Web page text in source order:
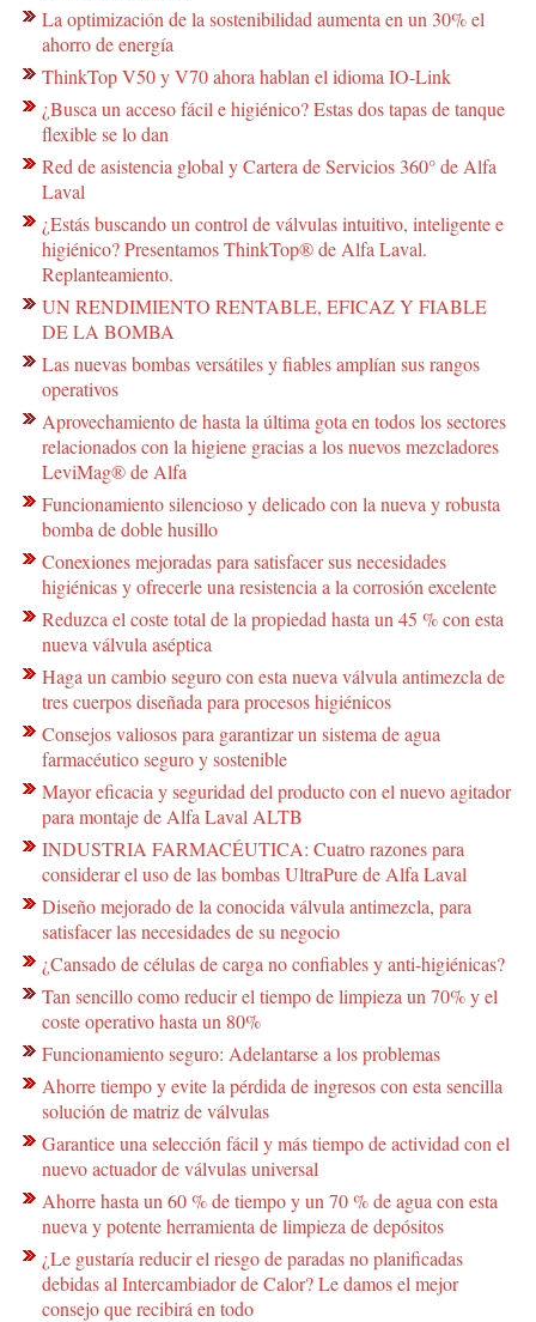
La optimización de la sostenibilidad aumenta en un 30% el
ahorro de energía
ThinkTop V50 y V70 ahora hablan el idioma IO-Link
¿Busca un acceso fácil e higiénico? Estas dos tapas de tanque
flexible se lo dan
Red de asistencia global y Cartera de Servicios 360° de Alfa
Laval
¿Estás buscando un control de válvulas intuitivo, inteligente e
higiénico? Presentamos ThinkTop® de Alfa Laval.
Replanteamiento.
UN RENDIMIENTO RENTABLE, EFICAZ Y FIABLE
DE LA BOMBA
Las nuevas bombas versátiles y fiables amplían sus rangos
operativos
Aprovechamiento de hasta la última gota en todos los sectores
relacionados con la higiene gracias a los nuevos mezcladores
LeviMag® de Alfa
Funcionamiento silencioso y delicado con la nueva y robusta
bomba de doble husillo
Conexiones mejoradas para satisfacer sus necesidades
higiénicas y ofrecerle una resistencia a la corrosión excelente
Reduzca el coste total de la propiedad hasta un 45 % con esta
nueva válvula aséptica
Haga un cambio seguro con esta nueva válvula antimezcla de
tres cuerpos diseñada para procesos higiénicos
Consejos valiosos para garantizar un sistema de agua
farmacéutico seguro y sostenible
Mayor eficacia y seguridad del producto con el nuevo agitador
para montaje de Alfa Laval ALTB
INDUSTRIA FARMACÉUTICA: Cuatro razones para
considerar el uso de las bombas UltraPure de Alfa Laval
Diseño mejorado de la conocida válvula antimezcla, para
satisfacer las necesidades de su negocio
¿Cansado de células de carga no confiables y anti-higiénicas?
Tan sencillo como reducir el tiempo de limpieza un 70% y el
coste operativo hasta un 80%
Funcionamiento seguro: Adelantarse a los problemas
Ahorre tiempo y evite la pérdida de ingresos con esta sencilla
solución de matriz de válvulas
Garantice una selección fácil y más tiempo de actividad con el
nuevo actuador de válvulas universal
Ahorre hasta un 60 % de tiempo y un 70 % de agua con esta
nueva y potente herramienta de limpieza de depósitos
¿Le gustaría reducir el riesgo de paradas no planificadas
debidas al Intercambiador de Calor? Le damos el mejor
consejo que recibirá en todo